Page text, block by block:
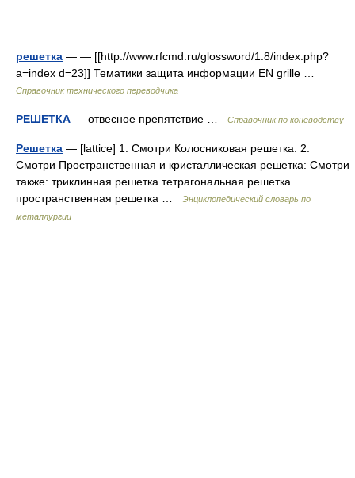
решетка — — [[http://www.rfcmd.ru/glossword/1.8/index.php?
a=index d=23]] Тематики защита информации EN grille …
Справочник технического переводчика
РЕШЕТКА — отвесное препятствие … Справочник по коневодству
Решетка — [lattice] 1. Смотри Колосниковая решетка. 2.
Смотри Пространственная и кристаллическая решетка: Смотри
также: триклинная решетка тетрагональная решетка
пространственная решетка …
Энциклопедический словарь по
металлургии